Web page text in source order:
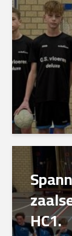
HC1.